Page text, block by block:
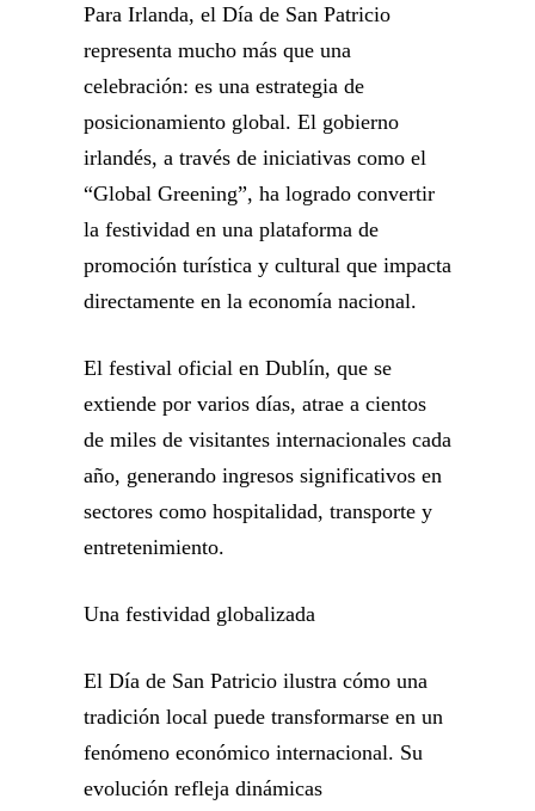
Para Irlanda, el Día de San Patricio
representa mucho más que una
celebración: es una estrategia de
posicionamiento global. El gobierno
irlandés, a través de iniciativas como el
“Global Greening”, ha logrado convertir
la festividad en una plataforma de
promoción turística y cultural que impacta
directamente en la economía nacional.
El festival oficial en Dublín, que se
extiende por varios días, atrae a cientos
de miles de visitantes internacionales cada
año, generando ingresos significativos en
sectores como hospitalidad, transporte y
entretenimiento.
Una festividad globalizada
El Día de San Patricio ilustra cómo una
tradición local puede transformarse en un
fenómeno económico internacional. Su
evolución refleja dinámicas